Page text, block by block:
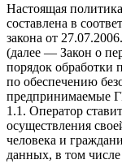
Настоящая
составлена в
закона от
(далее — Закон о
порядок обработки
по обеспечению
предпринимаемые
1.1. Оператор
осуществления
человека и
данных, в том